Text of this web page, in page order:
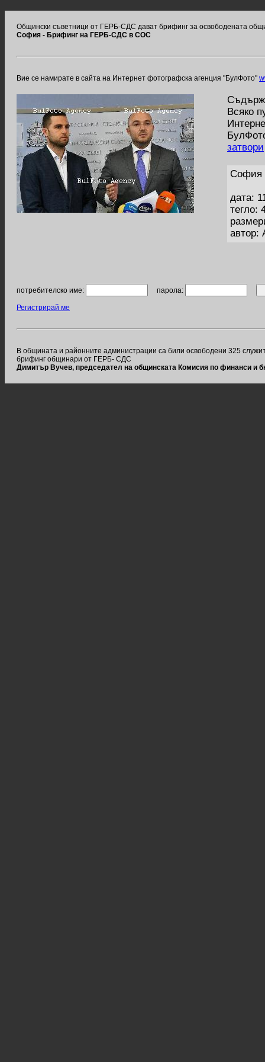
Общински съветници от ГЕРБ-СДС дават брифинг за освободената
София - Брифинг на ГЕРБ-СДС в СОС
Вие се намирате в сайта на Интернет фотографска агенция "БулФото"
Всяко
затвори
София
дата:
тегло:
автор:
потребителско име: парола:
Регистрирай ме
В общината и районните администрации са били освободени 325
брифинг общинари от ГЕРБ- СДС
Димитър Вучев, председател на общинската Комисия по финанси и